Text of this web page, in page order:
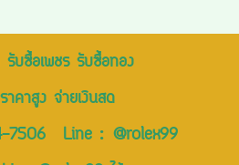
บซื้อเพชร รับซื้อทอง
าคาสูง จ่ายเงินสด
7506Line : @rolex99